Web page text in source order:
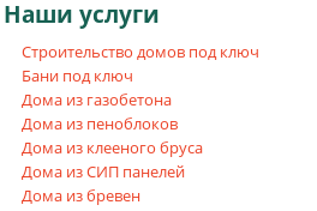
Наши услуги
Строительство домов под ключ
Бани под ключ
Дома из газобетона
Дома из пеноблоков
Дома из клееного бруса
Дома из СИП панелей
Дома из бревен